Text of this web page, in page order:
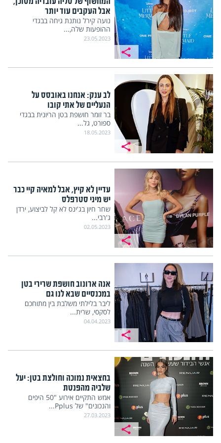
אבל העקבים עוד יותר
נועה קירל נותנת גיחה בבגדי
ההופעות שלה,...
23.05.2023
לב ענק: אנחנו באובסס על
הנעליים של אתי קובו
בר זומר חושפת בטן הריונית בבגדי
ספורט, גל...
18.05.2023
עדיין לא קיץ, אבל למאיה קיי כבר
יש מיני סטרפלס
שחר חיון בג'ינס לא קל לביצוע, ירדן
ג'רבי...
02.05.2023
אנה ארונוב חושפת שרירי בטן
במכנסיים שבא לנו גם
ליבר בלילתי משלבת בין מתוחכם
לסקסי, שרית...
04.04.2023
בחצאית נמוכה וחולצת בטן: יעל
שלביה מהפנטת
אמש התקיים אירוע "50 היפים
והנכונים" של Pplus...
27.03.2023